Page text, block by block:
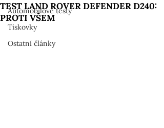
Automobilové testy
Tiskovky
Ostatní články
TEST LAND ROVER DEFENDER D240:
PROTI VŠEM